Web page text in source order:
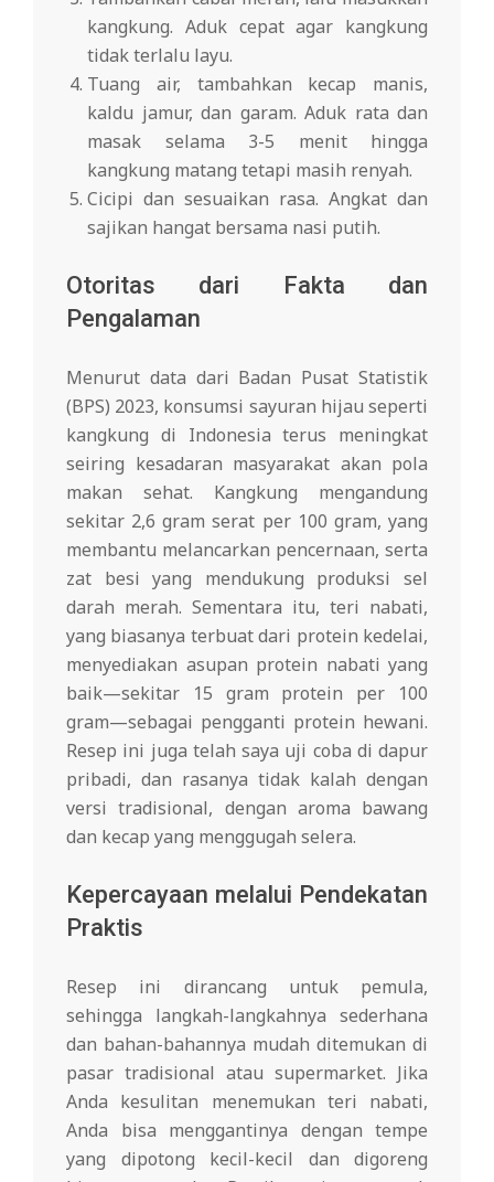
kangkung. Aduk cepat agar kangkung
tidak terlalu layu.
Tuang air, tambahkan kecap manis,
kaldu jamur, dan garam. Aduk rata dan
masak selama 3-5 menit hingga
kangkung matang tetapi masih renyah.
Cicipi dan sesuaikan rasa. Angkat dan
sajikan hangat bersama nasi putih.
Otoritas dari Fakta dan
Pengalaman
Menurut data dari Badan Pusat Statistik
(BPS) 2023, konsumsi sayuran hijau seperti
kangkung di Indonesia terus meningkat
seiring kesadaran masyarakat akan pola
makan sehat. Kangkung mengandung
sekitar 2,6 gram serat per 100 gram, yang
membantu melancarkan pencernaan, serta
zat besi yang mendukung produksi sel
darah merah. Sementara itu, teri nabati,
yang biasanya terbuat dari protein kedelai,
menyediakan asupan protein nabati yang
baik—sekitar 15 gram protein per 100
gram—sebagai pengganti protein hewani.
Resep ini juga telah saya uji coba di dapur
pribadi, dan rasanya tidak kalah dengan
versi tradisional, dengan aroma bawang
dan kecap yang menggugah selera.
Kepercayaan melalui Pendekatan
Praktis
Resep ini dirancang untuk pemula,
sehingga langkah-langkahnya sederhana
dan bahan-bahannya mudah ditemukan di
pasar tradisional atau supermarket. Jika
Anda kesulitan menemukan teri nabati,
Anda bisa menggantinya dengan tempe
yang dipotong kecil-kecil dan digoreng